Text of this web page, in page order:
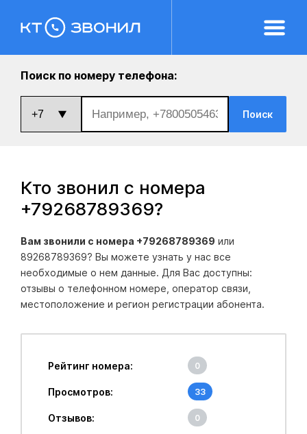
Поиск по номеру телефона:
Поиск
Кто звонил с номера
+79268789369?
Вам звонили с номера +79268789369 или
89268789369? Вы можете узнать у нас все
необходимые о нем данные. Для Вас доступны:
отзывы о телефонном номере, оператор связи,
местоположение и регион регистрации абонента.
Рейтинг номера: 0
Просмотров: 33
Отзывов: 0